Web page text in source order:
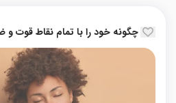
چگونه خود را با تمام نقاط قوت